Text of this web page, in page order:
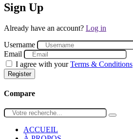
Sign Up
Already have an account? Log in
Username
Email
I agree with yourTerms & Conditions
Register
Compare
ACCUEIL